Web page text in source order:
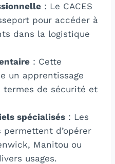
: Le CACES
pour accéder à
dans la logistique
: Cette
un apprentissage
termes de sécurité et
spécialisés : Les
d’opérer
Manitou ou
usages.